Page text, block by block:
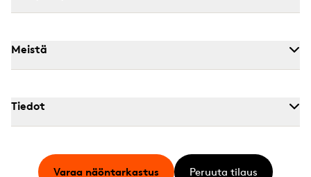
Meistä
Tiedot
Varaa näöntarkastus Peruuta tilaus